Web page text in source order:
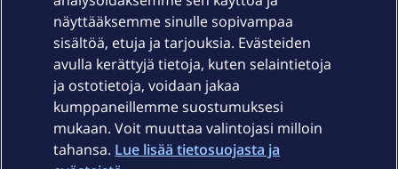
Palvelut
Ajankohtaista
näyttääksemme sinulle sopivampaa
sisältöä, etuja ja tarjouksia. Evästeiden
avulla kerättyjä tietoja, kuten selaintietoja
ja ostotietoja, voidaan jakaa
kumppaneillemme suostumuksesi
mukaan. Voit muuttaa valintojasi milloin
tahansa. Lue lisää tietosuojasta ja